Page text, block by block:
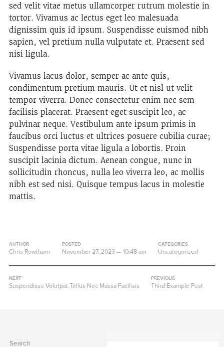
sed velit vitae metus ullamcorper rutrum molestie in
tortor. Vivamus ac lectus eget leo malesuada
dignissim quis id ipsum. Suspendisse euismod nibh
sapien, vel pretium nulla vulputate et. Praesent sed
nisi ligula.
Vivamus lacus dolor, semper ac ante quis,
condimentum pretium mauris. Ut et nisl ut velit
tempor viverra. Donec consectetur enim nec sem
facilisis placerat. Praesent eget suscipit leo, ac
pulvinar neque. Vestibulum ante ipsum primis in
faucibus orci luctus et ultrices posuere cubilia curae;
Suspendisse porta vitae ligula a lobortis. Proin
suscipit lacinia dictum. Aenean congue, nunc in
sollicitudin rhoncus, nulla leo viverra leo, ac mollis
nibh est sed nisi. Quisque tempus lacus in molestie
mattis.
AUTHOR
Chris Rowthorn
POSTED
November 27, 2023 — 10:48 am
CATEGORIES
Uncategorized
NEXT
Suspendisse Volutpat Tellus Nec Massa Facilisis
PREVIOUS
Third Example Post
Search